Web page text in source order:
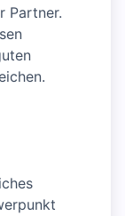
Partner.